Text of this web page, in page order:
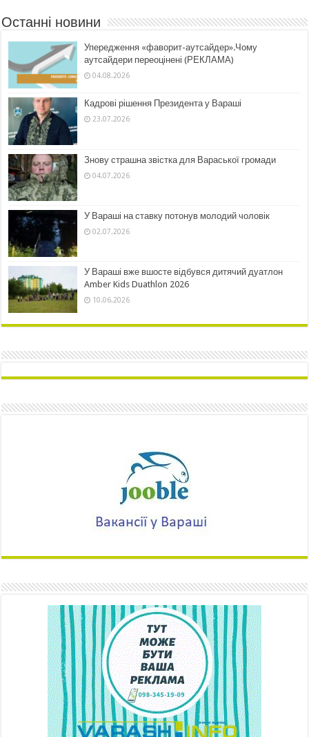
Останні новини
Упередження «фаворит-аутсайдер».Чому
аутсайдери переоцінені (РЕКЛАМА)
04.08.2026
Кадрові рішення Президента у Вараші
23.07.2026
Знову страшна звістка для Вараської громади
04.07.2026
У Вараші на ставку потонув молодий чоловік
02.07.2026
У Вараші вже вшосте відбувся дитячий дуатлон
Amber Kids Duathlon 2026
10.06.2026